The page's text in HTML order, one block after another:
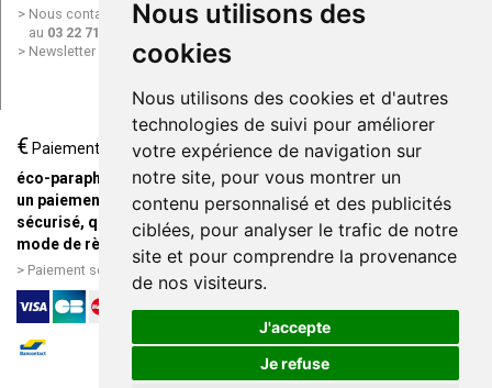
Nous utilisons des
cookies
Nous utilisons des cookies et d'autres
technologies de suivi pour améliorer
votre expérience de navigation sur
notre site, pour vous montrer un
contenu personnalisé et des publicités
ciblées, pour analyser le trafic de notre
site et pour comprendre la provenance
de nos visiteurs.
J'accepte
Je refuse
Nous contacter par téléphone
au 03 22 71 64 10
Newsletter
Mentions légales
Données personnelles
ligne
€ Paiement
éco-parapharmacie.fr offre
un paiement entièrement
sécurisé, quel que soit le
mode de règlement
Paiement sécurisé et simple
Livraison / Point retrait
Commandez en ligne et
recevez votre commande
rapidement chez vous ou en
point retrait
Livraison chez vous ou en